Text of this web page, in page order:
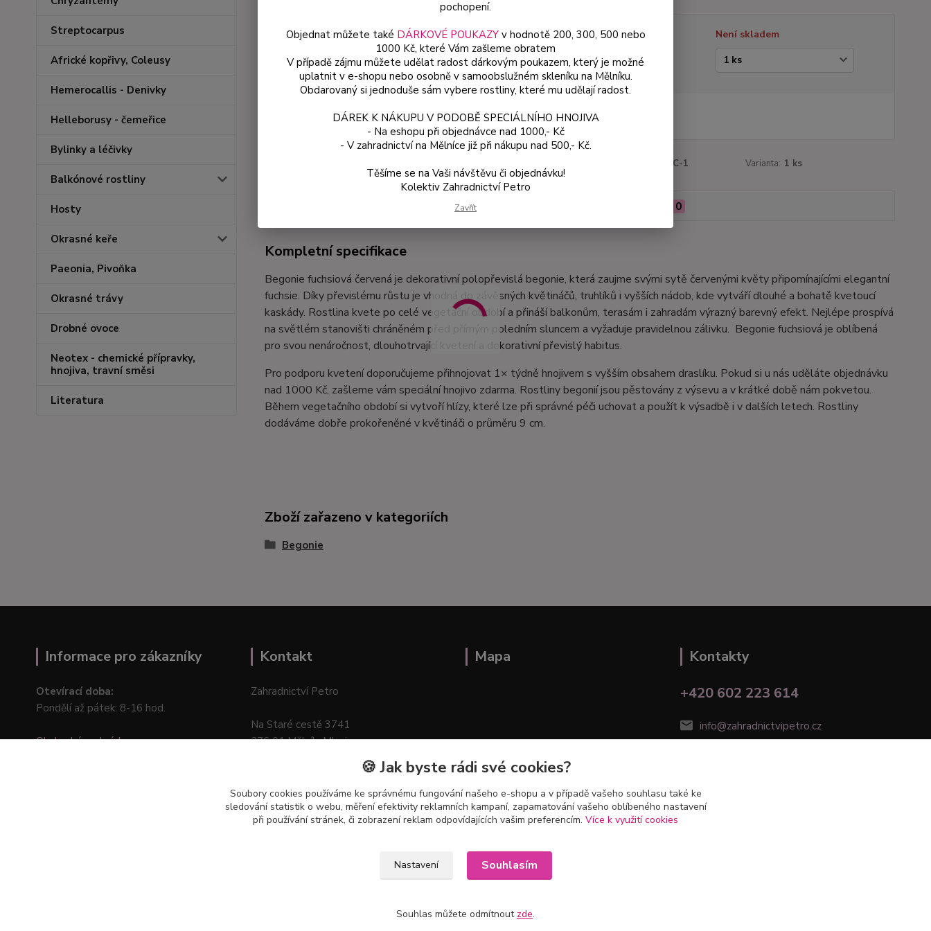
Streptocarpus
Africké kopřivy, Coleusy
Hemerocallis - Denivky
Helleborusy - čemeřice
Bylinky a léčivky
Balkónové rostliny
Hosty
Okrasné keře
Paeonia, Pivoňka
Okrasné trávy
Drobné ovoce
Neotex - chemické přípravky,
hnojiva, travní směsi
Literatura
Dostupnost
Není skladem
Varianta
199C-1 Varianta: 1 ks
0
Kompletní specifikace
Begonie fuchsiová červená je dekorativní polopřevislá begonie, která zaujme svými sytě červenými květy připomínajícími elegantní
fuchsie. Díky převislému růstu je vhodná do závěsných květináčů, truhlíků i vyšších nádob, kde vytváří dlouhé a bohatě kvetoucí
kaskády. Rostlina kvete po celé vegetační období a přináší balkonům, terasám i zahradám výrazný barevný efekt. Nejlépe prospívá
na světlém stanovišti chráněném před přímým poledním sluncem a vyžaduje pravidelnou zálivku. Begonie fuchsiová je oblíbená
pro svou nenáročnost, dlouhotrvající kvetení a dekorativní převislý habitus.
Pro podporu kvetení doporučujeme přihnojovat 1× týdně hnojivem s vyšším obsahem draslíku. Pokud si u nás uděláte objednávku
nad 1000 Kč, zašleme vám speciální hnojivo zdarma. Rostliny begonií jsou pěstovány z výsevu a v krátké době nám pokvetou.
Během vegetačního období si vytvoří hlízy, které lze při správné péči uchovat a použít k výsadbě i v dalších letech. Rostliny
dodáváme dobře prokořeněné v květináči o průměru 9 cm.
Zboží zařazeno v kategoriích
Begonie
Informace pro zákazníky
Otevírací doba:
Pondělí až pátek: 8-16 hod.
Obchodní podmínky
Kontakt
Zahradnictví Petro
Na Staré cestě 3741
276 01 Mělník–Mlazice
Mapa
Kontakty
+420 602 223 614
info@zahradnictvipetro.cz
pochopení.
Objednat můžete také DÁRKOVÉ POUKAZYv hodnotě 200, 300, 500 nebo
1000 Kč, které Vám zašleme obratem
V případě zájmu můžete udělat radost dárkovým poukazem, který je možné
uplatnit v e-shopu nebo osobně v samoobslužném skleníku na Mělníku.
Obdarovaný si jednoduše sám vybere rostliny, které mu udělají radost.
DÁREK K NÁKUPU V PODOBĚ SPECIÁLNÍHO HNOJIVA
- Na eshopu při objednávce nad 1000,- Kč
- V zahradnictví na Mělníce již při nákupu nad 500,- Kč.
Těšíme se na Vaši návštěvu či objednávku!
Kolektiv Zahradnictví Petro
Zavřít
🍪 Jak byste rádi své cookies?
Soubory cookies používáme ke správnému fungování našeho e-shopu a v případě vašeho souhlasu také ke
sledování statistik o webu, měření efektivity reklamních kampaní, zapamatování vašeho oblíbeného nastavení
při používání stránek, či zobrazení reklam odpovídajících vašim preferencím. Více k využití cookies
Nastavení Souhlasím
Souhlas můžete odmítnout zde.